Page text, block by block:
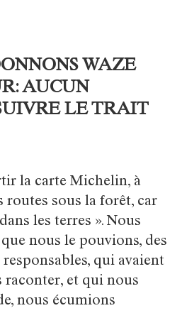
WAZE
AUCUN
LE TRAIT
la carte Michelin, à
routes sous la forêt, car
les terres ». Nous
nous le pouvions, des
qui avaient
raconter, et qui nous
nous écumions